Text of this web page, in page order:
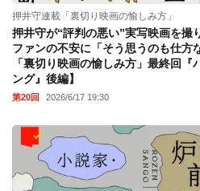
押井守連載「裏切り映画の愉しみ方」
押井守が“評判の悪い”実写映画を撮
ファンの不安に「そう思うのも仕方
「裏切り映画の愉しみ方」最終回
ング』後編】
第20回 2026/6/17 19:30